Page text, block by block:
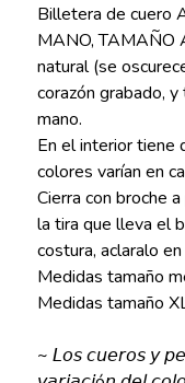
Billetera de cuero
MANO, TAMAÑO
natural (se
corazón grabado,
mano.
En el interior tiene
colores varían en
Cierra con broche
la tira que lleva el
costura, aclaralo
Medidas tamaño
Medidas tamaño
~ 𝘓𝘰𝘴 𝘤𝘶𝘦𝘳𝘰𝘴 𝘺